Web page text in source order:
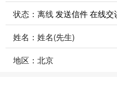
状态：离线 发送信件在线交
姓名：姓名(先生)
地区：北京